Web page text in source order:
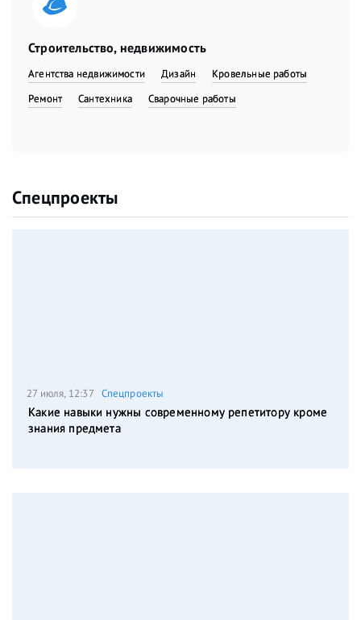
Строительство, недвижимость
Агентства недвижимости Дизайн
Кровельные работы
Ремонт
Сантехника Сварочные работы
Спецпроекты
27 июля, 12:37 Спецпроекты
Какие навыки нужны современному репетитору кроме
знания предмета